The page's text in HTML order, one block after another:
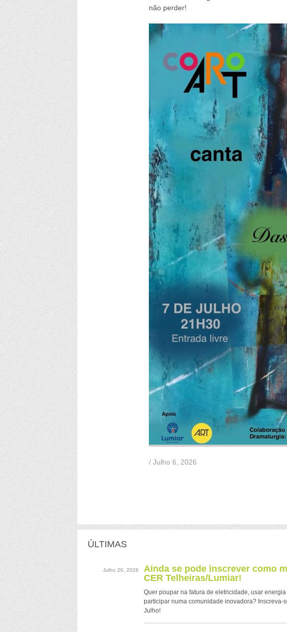
não perder!
/ Julho 6, 2026
ÚLTIMAS
Julho 20, 2026
Ainda se pode inscrever como
CER Telheiras/Lumiar!
Quer poupar na fatura de eletricidade, usar energia
participar numa comunidade inovadora? Inscreva-
Julho!